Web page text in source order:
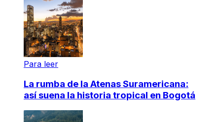
Para leer
La rumba de la Atenas Suramericana:
así suena la historia tropical en Bogotá